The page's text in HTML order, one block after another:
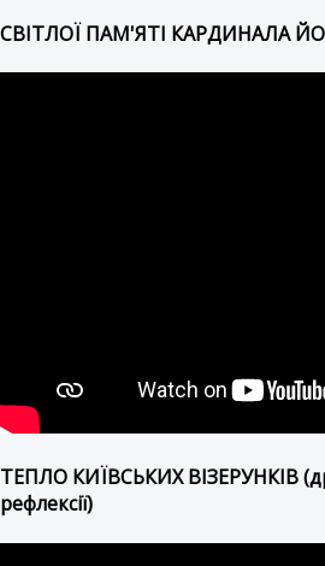
СВІТЛОЇ ПАМ'ЯТІ КАРДИНАЛА
ТЕПЛО КИЇВСЬКИХ ВІЗЕРУНКІВ
рефлексії)